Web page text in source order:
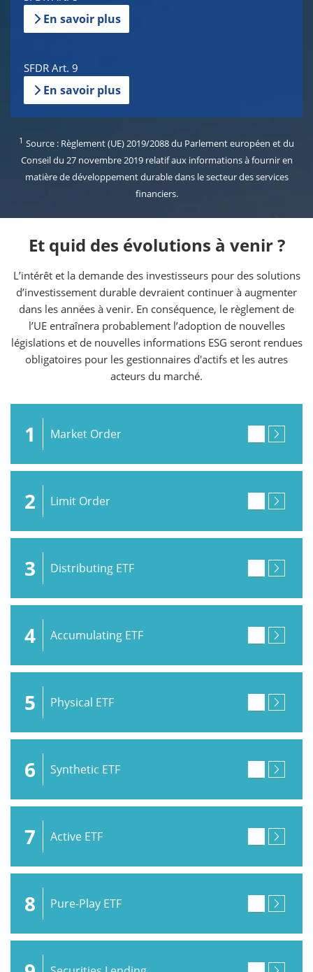
En savoir plus
SFDR Art. 9
En savoir plus
1 Source : Règlement (UE) 2019/2088 du Parlement européen et du
Conseil du 27 novembre 2019 relatif aux informations à fournir en
matière de développement durable dans le secteur des services
financiers.
Et quid des évolutions à venir ?
L’intérêt et la demande des investisseurs pour des solutions
d’investissement durable devraient continuer à augmenter
dans les années à venir. En conséquence, le règlement de
l’UE entraînera probablement l’adoption de nouvelles
législations et de nouvelles informations ESG seront rendues
obligatoires pour les gestionnaires d'actifs et les autres
acteurs du marché.
1 Market Order
2 Limit Order
3 Distributing ETF
4 Accumulating ETF
5 Physical ETF
6 Synthetic ETF
7 Active ETF
8 Pure-Play ETF